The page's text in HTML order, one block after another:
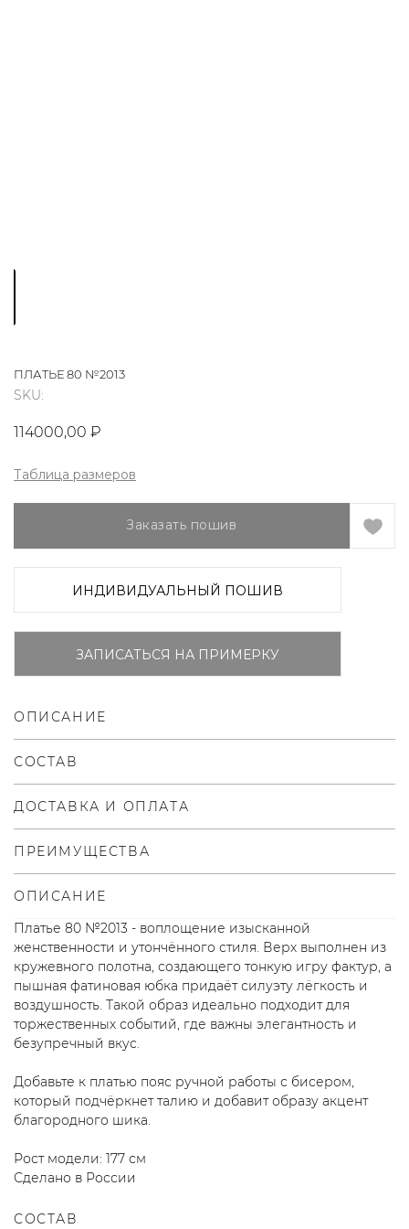
ПЛАТЬЕ 80 №2013
SKU:
114000,00 ₽
Таблица размеров
Заказать пошив
ИНДИВИДУАЛЬНЫЙ ПОШИВ
ЗАПИСАТЬСЯ НА ПРИМЕРКУ
ОПИСАНИЕ
СОСТАВ
ДОСТАВКА И ОПЛАТА
ПРЕИМУЩЕСТВА
ОПИСАНИЕ
Платье 80 №2013 - воплощение изысканной
женственности и утончённого стиля. Верх выполнен из
кружевного полотна, создающего тонкую игру фактур, а
пышная фатиновая юбка придаёт силуэту лёгкость и
воздушность. Такой образ идеально подходит для
торжественных событий, где важны элегантность и
безупречный вкус.
Добавьте к платью пояс ручной работы с бисером,
который подчёркнет талию и добавит образу акцент
благородного шика.
Рост модели: 177 см
Сделано в России
СОСТАВ